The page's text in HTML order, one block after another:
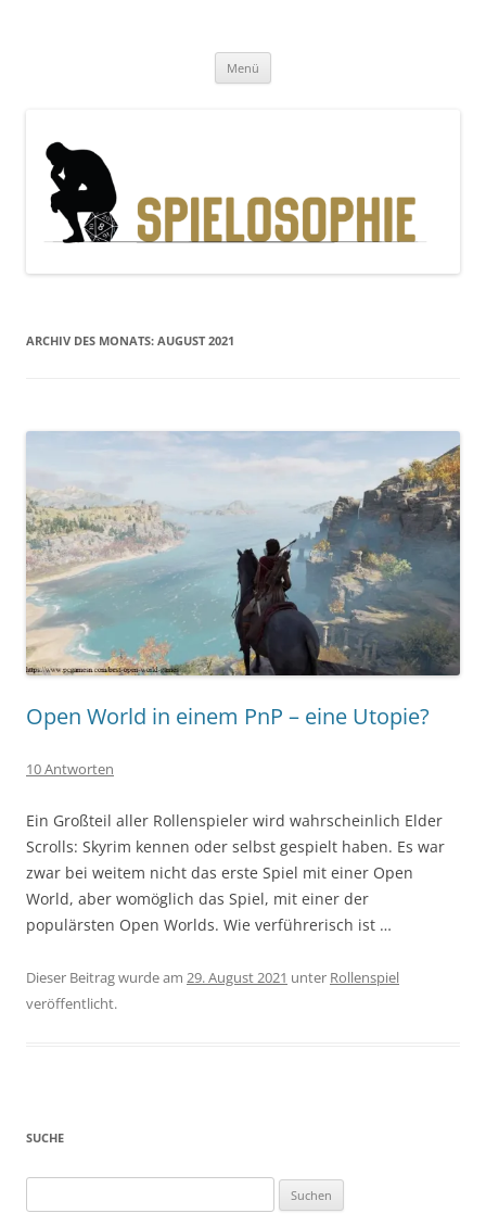
Menü
ARCHIV DES MONATS: AUGUST 2021
Open World in einem PnP – eine Utopie?
10 Antworten
Ein Großteil aller Rollenspieler wird wahrscheinlich Elder
Scrolls: Skyrim kennen oder selbst gespielt haben. Es war
zwar bei weitem nicht das erste Spiel mit einer Open
World, aber womöglich das Spiel, mit einer der
populärsten Open Worlds. Wie verführerisch ist …
Dieser Beitrag wurde am 29. August 2021 unter Rollenspiel
veröffentlicht.
SUCHE
nach: